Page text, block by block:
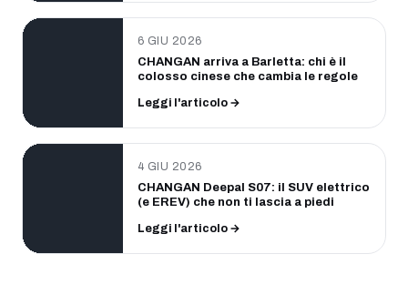
6 GIU 2026
CHANGAN arriva a Barletta: chi è il
colosso cinese che cambia le regole
Leggi l'articolo →
4 GIU 2026
CHANGAN Deepal S07: il SUV elettrico
(e EREV) che non ti lascia a piedi
Leggi l'articolo →